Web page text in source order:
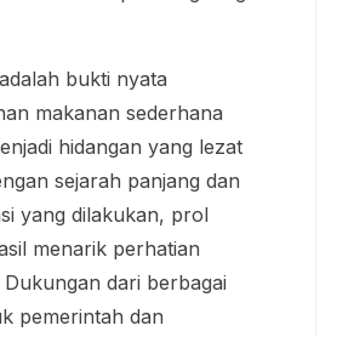
bukti nyata
makanan sederhana
hidangan yang lezat
sejarah panjang dan
yang dilakukan, prol
menarik perhatian
dari berbagai
pemerintah dan